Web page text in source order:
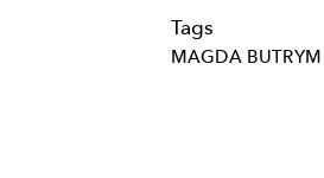
Tags
MAGDA BUTRYM